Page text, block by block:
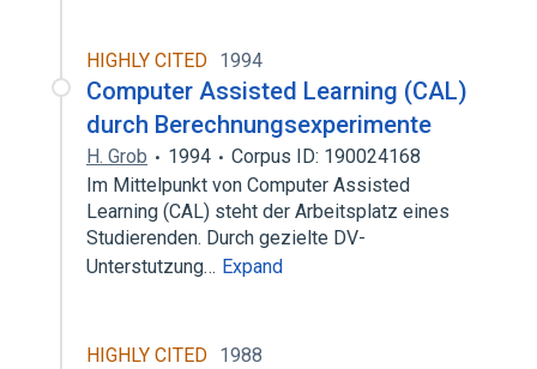
HIGHLY CITED 1994
Computer Assisted Learning (CAL)
durch Berechnungsexperimente
H. Grob 1994
Corpus ID: 190024168
Im Mittelpunkt von Computer Assisted
Learning (CAL) steht der Arbeitsplatz eines
Studierenden. Durch gezielte DV-
Unterstutzung… Expand
HIGHLY CITED 1988